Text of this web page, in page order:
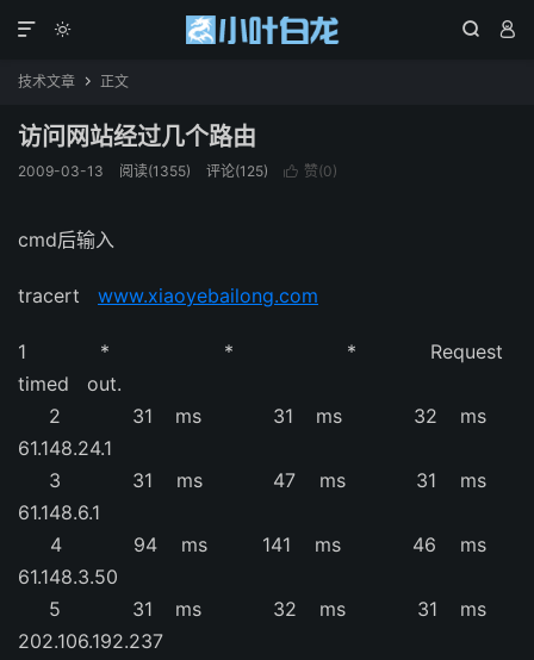
  

技术文章  正文
访问网站经过几个路由
2009-03-13 阅读(1355) 评论(125)  赞(0)
cmd后输入
tracert www.xiaoyebailong.com
1 * * * Request
timed out.
2 31 ms 31 ms 32 ms
61.148.24.1
3 31 ms 47 ms 31 ms
61.148.6.1
4 94 ms 141 ms 46 ms
61.148.3.50
5 31 ms 32 ms 31 ms
202.106.192.237